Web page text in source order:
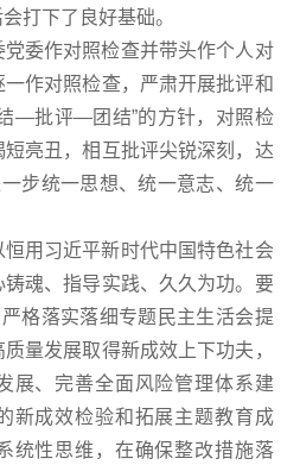
打下了良好基础。
委作对照检查并带头作个人对
作对照检查，严肃开展批评和
—批评—团结”的方针，对照检
亮丑，相互批评尖锐深刻，达
步统一思想、统一意志、统一
用习近平新时代中国特色社会
魂、指导实践、久久为功。要
格落实落细专题民主生活会提
量发展取得新成效上下功夫，
展、完善全面风险管理体系建
新成效检验和拓展主题教育成
统性思维，在确保整改措施落